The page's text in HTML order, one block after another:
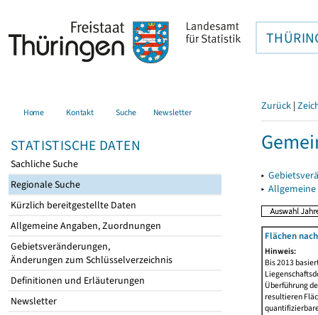
Home Kontakt Suche Newsletter
STATISTISCHE DATEN
Sachliche Suche
Regionale Suche
Kürzlich bereitgestellte Daten
Allgemeine Angaben, Zuordnungen
Gebietsveränderungen,
Änderungen zum Schlüsselverzeichnis
Definitionen und Erläuterungen
Newsletter
Zurück |
▸
▸
Flächen
Hinweis:
Bis 2013
Überführung
resultieren